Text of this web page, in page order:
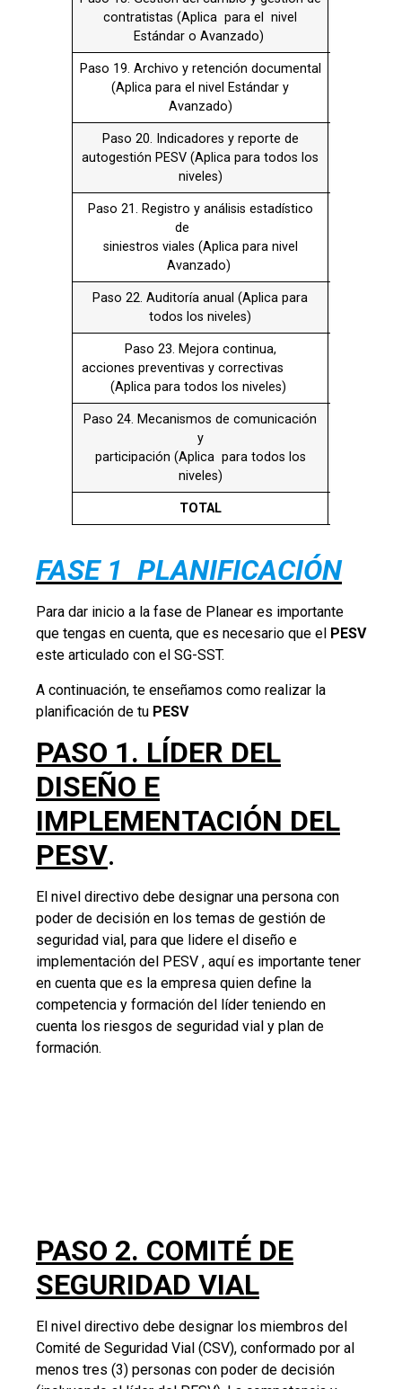
Avanzado)
Paso 22. Auditoría anual (Aplica para
todos los niveles)
Paso 23. Mejora continua,
acciones preventivas y correctivas
(Aplica para todos los niveles)
Paso 24. Mecanismos de comunicación
y
participación (Aplica para todos los
niveles)
TOTAL
FASE 1 PLANIFICACIÓN
Para dar inicio a la fase de Planear es importante
que tengas en cuenta, que es necesario que el
este articulado con el SG-SST.
A continuación, te enseñamos como realizar la
planificación de tuPESV
PASO 1. LÍDER DEL
IMPLEMENTACIÓN DEL
PESV.
El nivel directivo debe designar una persona con
seguridad vial, para que lidere el diseño e
implementación del PESV , aquí es importante tener
en cuenta que es la empresa quien define la
competencia y formación del líder teniendo en
cuenta los riesgos de seguridad vial y plan de
formación.
PASO 2. COMITÉ DE
SEGURIDAD VIAL
El nivel directivo debe designar los miembros del
Comité de Seguridad Vial (CSV), conformado por al
menos tres (3) personas con poder de decisión
(incluyendo al líder del PESV), La competencia y
formación mínima que deben tener los integrantes